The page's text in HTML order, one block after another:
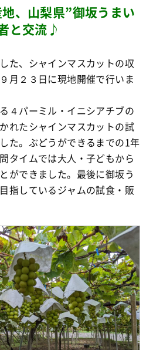
地、山梨県”御坂うまい
と交流♪
た、シャインマスカットの収
月２３日に現地開催で行いま
４パーミル・イニシアチブの
れたシャインマスカットの試
た。ぶどうができるまでの1年
タイムでは大人・子どもから
ができました。最後に御坂う
指しているジャムの試食・販